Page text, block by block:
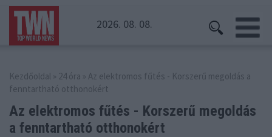
2026. 08. 08.
Kezdőoldal » 24 óra » Az elektromos fűtés - Korszerű megoldás a
fenntartható otthonokért
Az elektromos fűtés - Korszerű megoldás
a fenntartható otthonokért